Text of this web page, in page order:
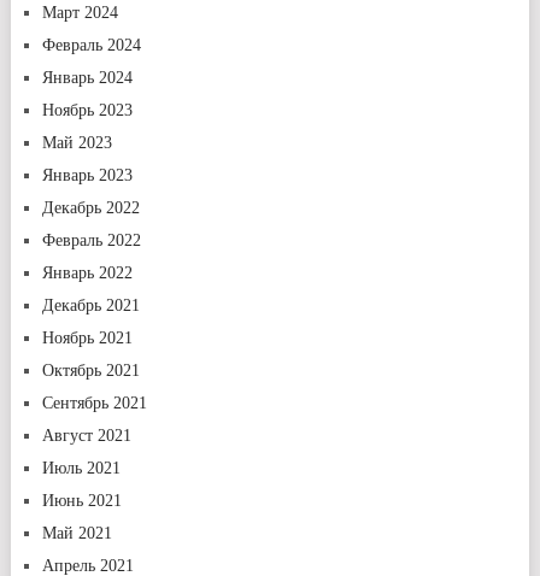
Март 2024
Февраль 2024
Январь 2024
Ноябрь 2023
Май 2023
Январь 2023
Декабрь 2022
Февраль 2022
Январь 2022
Декабрь 2021
Ноябрь 2021
Октябрь 2021
Сентябрь 2021
Август 2021
Июль 2021
Июнь 2021
Май 2021
Апрель 2021